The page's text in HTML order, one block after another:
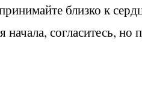
близко к
согласитесь, но